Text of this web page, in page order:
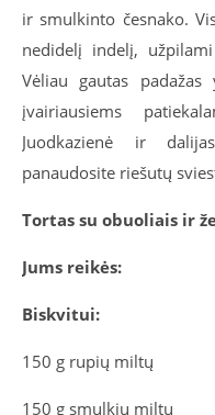
ir smulkinto česnako.
nedidelį indelį,
Vėliau gautas
įvairiausiems
Juodkazienė ir
panaudosite riešutų
Tortas su obuoliais ir
Jums reikės:
Biskvitui:
150 g rupių miltų
150 g smulkių miltų